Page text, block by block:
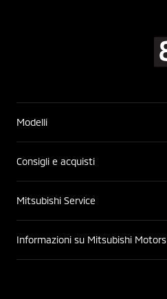
Modelli
Consigli e acquisti
Mitsubishi Service
Informazioni su Mitsubishi Motors